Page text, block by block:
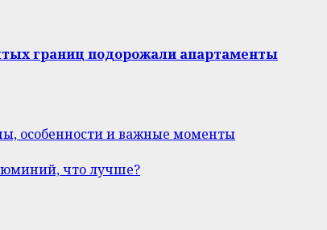
границ подорожали апартаменты
особенности и важные моменты
что лучше?